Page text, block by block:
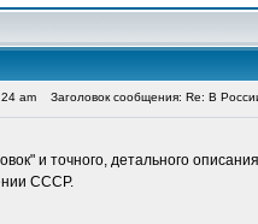
am Заголовок сообщения: Re: В
и точного, детального
СССР.